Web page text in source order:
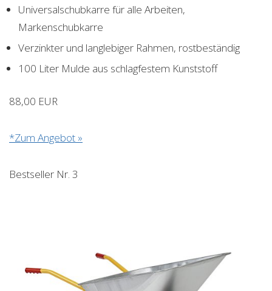
Universalschubkarre für alle Arbeiten,
Markenschubkarre
Verzinkter und langlebiger Rahmen, rostbeständig
100 Liter Mulde aus schlagfestem Kunststoff
88,00 EUR
*Zum Angebot »
Bestseller Nr. 3